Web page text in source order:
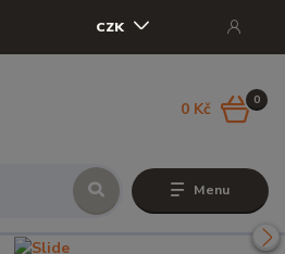
Menu
CZK
0
0 Kč